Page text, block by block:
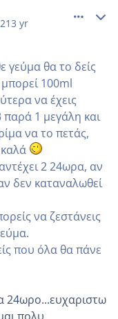
13 yr
γεύμα θα το δείς
100ml
να έχεις
παρά 1 μεγάλη και
να το πετάς,
2 24ωρα, αν
δεν καταναλωθεί
να ζεστάνεις
που όλα θα πάνε
24ωρο...ευχαριστω
πολυ